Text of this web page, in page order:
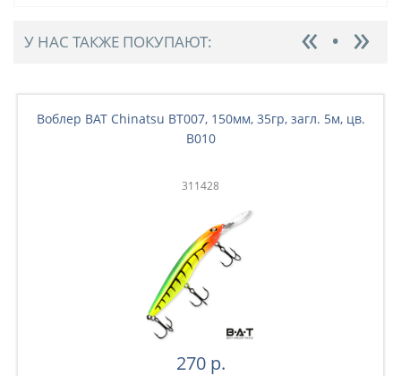
У НАС ТАКЖЕ ПОКУПАЮТ:
Воблер BAT Chinatsu BT007, 150мм, 35гр, загл. 5м, цв.
B010
311428
270 р.